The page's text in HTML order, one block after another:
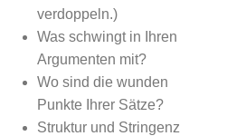
verdoppeln.)
Was schwingt in Ihren
Argumenten mit?
Wo sind die wunden
Punkte Ihrer Sätze?
Struktur und Stringenz